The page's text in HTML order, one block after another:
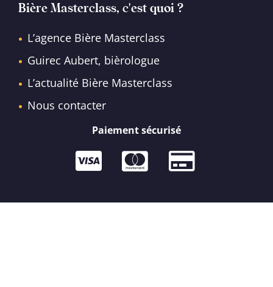
Bière Masterclass, c'est quoi ?
L’agence Bière Masterclass
Guirec Aubert, bièrologue
L’actualité Bière Masterclass
Nous contacter
Paiement sécurisé